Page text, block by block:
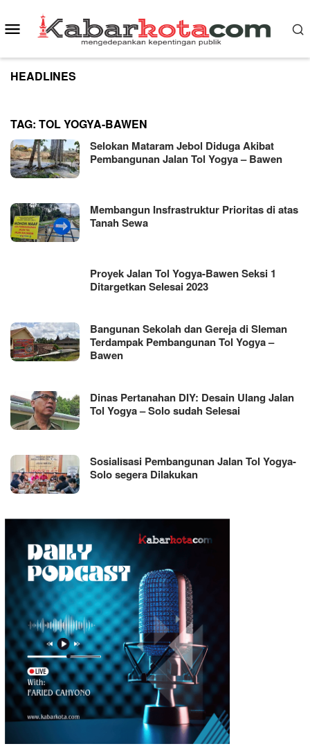
to
content
Mobile
Menu
HEADLINES
TAG: TOL YOGYA-BAWEN
Selokan Mataram Jebol Diduga Akibat
Pembangunan Jalan Tol Yogya – Bawen
Membangun Insfrastruktur Prioritas di atas
Tanah Sewa
Proyek Jalan Tol Yogya-Bawen Seksi 1
Ditargetkan Selesai 2023
Bangunan Sekolah dan Gereja di Sleman
Terdampak Pembangunan Tol Yogya –
Bawen
Dinas Pertanahan DIY: Desain Ulang Jalan
Tol Yogya – Solo sudah Selesai
Sosialisasi Pembangunan Jalan Tol Yogya-
Solo segera Dilakukan